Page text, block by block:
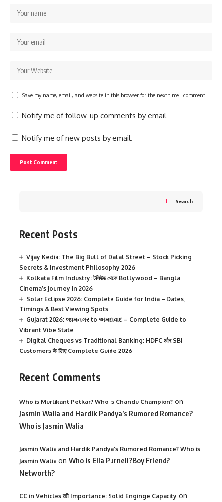
Save my name, email, and website in this browser for the next time I comment.
Notify me of follow-up comments by email.
Notify me of new posts by email.
Search
Recent Posts
Vijay Kedia: The Big Bull of Dalal Street – Stock Picking
Secrets & Investment Philosophy 2026
Kolkata Film Industry: টলিউড থেকে Bollywood – Bangla
Cinema’s Journey in 2026
Solar Eclipse 2026: Complete Guide for India – Dates,
Timings & Best Viewing Spots
Gujarat 2026: જામનગર to અમદાવાદ – Complete Guide to
Vibrant Vibe State
Digital Cheques vs Traditional Banking: HDFC और SBI
Customers के लिए Complete Guide 2026
Recent Comments
Who is Murlikant Petkar? Who is Chandu Champion? on
Jasmin Walia and Hardik Pandya’s Rumored Romance?
Who is Jasmin Walia
Jasmin Walia and Hardik Pandya's Rumored Romance? Who is
Jasmin Walia on Who is Ella Purnell?Boy Friend?
Networth?
CC in Vehicles की Importance: Solid Enginge Capacity on